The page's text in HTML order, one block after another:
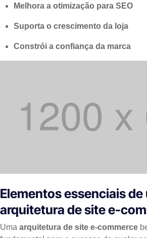
Melhora a otimização para SEO
Suporta o crescimento da loja
Constrói a confiança da marca
Elementos essenciais de
arquitetura de site e-
Uma arquitetura de site e-commerce